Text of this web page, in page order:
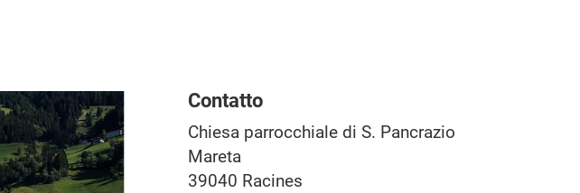
Contatto
Chiesa parrocchiale di S. Pancrazio
Mareta
39040 Racines